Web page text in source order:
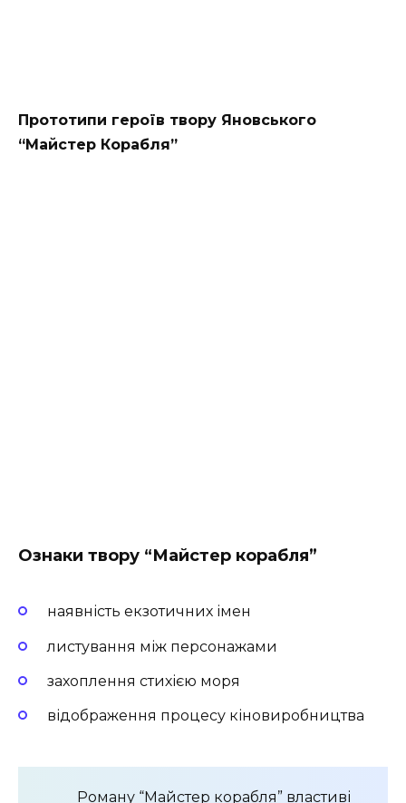
Прототипи героїв твору Яновського
“Майстер Корабля”
Ознаки твору “Майстер корабля”
наявність екзотичних імен
листування між персонажами
захоплення стихією моря
відображення процесу кіновиробництва
Роману “Майстер корабля” властиві